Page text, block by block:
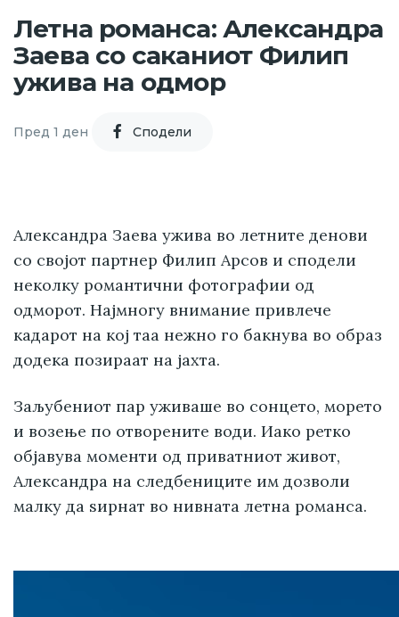
Летна романса: Александра
Заева со саканиот Филип
ужива на одмор
Пред 1 ден Cподели
Александра Заева ужива во летните денови
со својот партнер Филип Арсов и сподели
неколку романтични фотографии од
одморот. Најмногу внимание привлече
кадарот на кој таа нежно го бакнува во образ
додека позираат на јахта.
Заљубениот пар уживаше во сонцето, морето
и возење по отворените води. Иако ретко
објавува моменти од приватниот живот,
Александра на следбениците им дозволи
малку да ѕирнат во нивната летна романса.